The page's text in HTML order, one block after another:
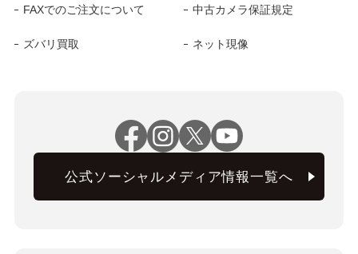
FAXでのご注文について 中古カメラ保証規定
ズバリ買取 ネット現像
公式ソーシャルメディア情報一覧へ